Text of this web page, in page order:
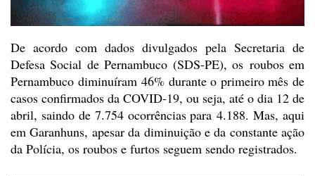
De acordo com dados divulgados pela Secretaria de
Defesa Social de Pernambuco (SDS-PE), os roubos em
Pernambuco diminuíram 46% durante o primeiro mês de
casos confirmados da COVID-19, ou seja, até o dia 12 de
abril, saindo de 7.754 ocorrências para 4.188. Mas, aqui
em Garanhuns, apesar da diminuição e da constante ação
da Polícia, os roubos e furtos seguem sendo registrados.